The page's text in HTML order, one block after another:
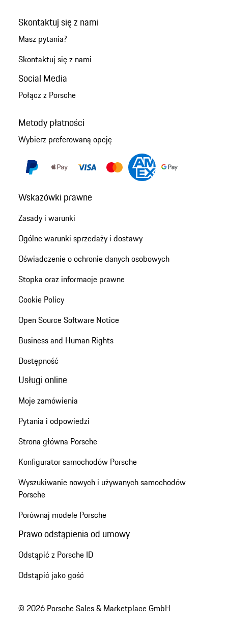
Skontaktuj się z nami
Masz pytania?
Skontaktuj się z nami
Social Media
Połącz z Porsche
Metody płatności
Wybierz preferowaną opcję
Wskazówki prawne
Zasady i warunki
Ogólne warunki sprzedaży i dostawy
Oświadczenie o ochronie danych osobowych
Stopka oraz informacje prawne
Cookie Policy
Open Source Software Notice
Business and Human Rights
Dostępność
Usługi online
Moje zamówienia
Pytania i odpowiedzi
Strona główna Porsche
Konfigurator samochodów Porsche
Wyszukiwanie nowych i używanych samochodów
Porsche
Porównaj modele Porsche
Prawo odstąpienia od umowy
Odstąpić z Porsche ID
Odstąpić jako gość
© 2026 Porsche Sales & Marketplace GmbH